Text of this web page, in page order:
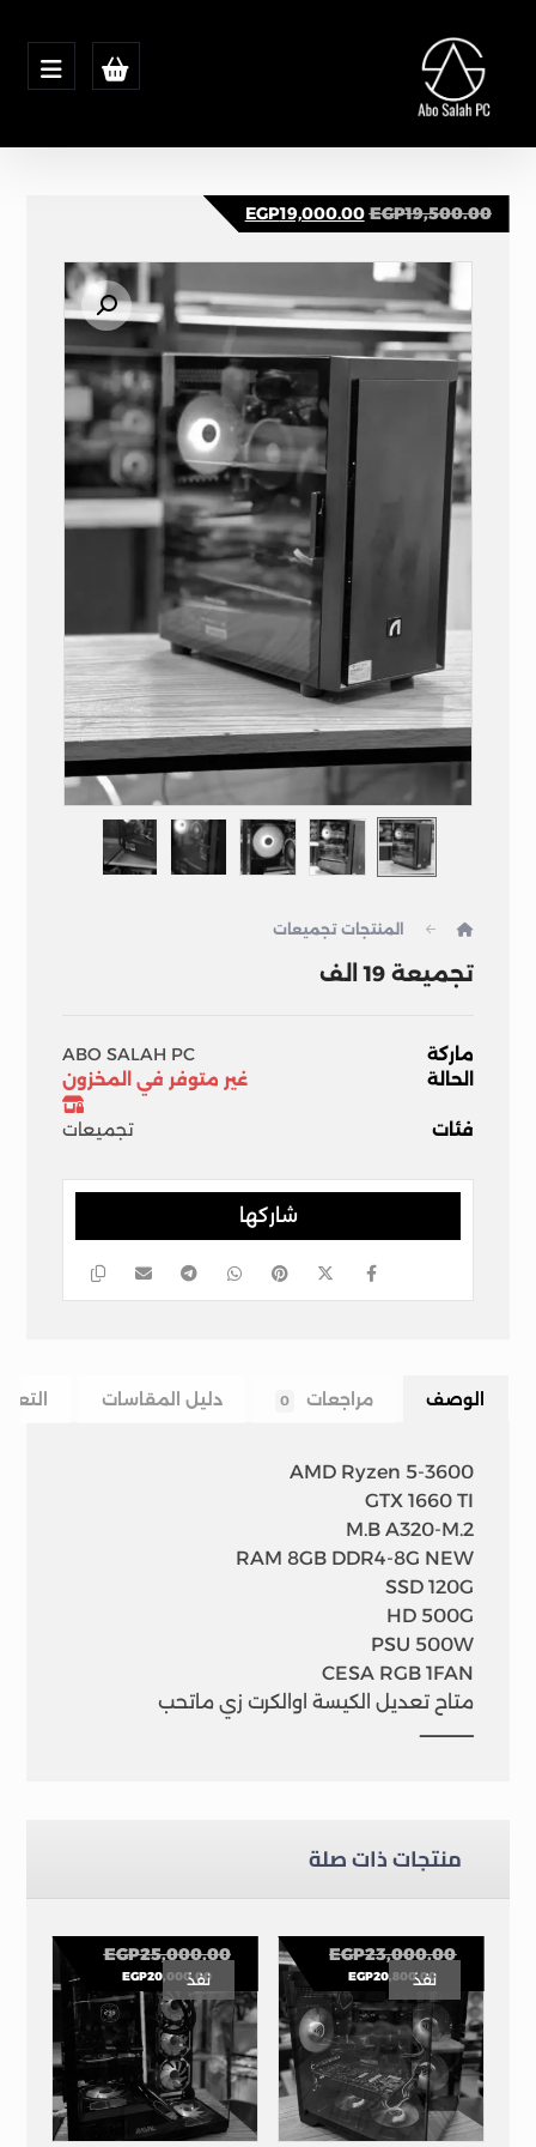
تكبير الصورة
المنتجات تجميعات
تجميعة 19 الف
EGP19,500.00
EGP19,000.00
ماركة
ABO SALAH PC
الحالة
غير متوفر في المخزون
فئات تجميعات
الوصف مراجعات 0 دليل المقاسات
AMD Ryzen 5-3600
GTX 1660 TI
M.B A320-M.2
RAM 8GB DDR4-8G NEW
SSD 120G
HD 500G
PSU 500W
CESA RGB 1FAN
متاح تعديل الكيسة اوالكرت زي ماتحب
ـــــــــــــــ
منتجات ذات صلة
EGP23,000.00
EGP20,800.00
نفذ
EGP25,000.00
EGP20,000.00
نفذ